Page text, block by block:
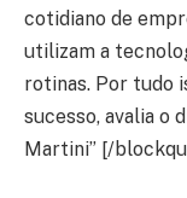
cotidiano de
utilizam a
rotinas. Por tudo
sucesso, avalia o
Martini” [/